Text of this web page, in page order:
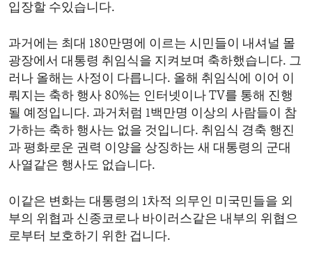
입장할 수있습니다.
과거에는 최대 180만명에 이르는 시민들이 내셔널 몰
광장에서 대통령 취임식을 지켜보며 축하했습니다. 그
러나 올해는 사정이 다릅니다. 올해 취임식에 이어 이
뤄지는 축하 행사 80%는 인터넷이나 TV를 통해 진행
될 예정입니다. 과거처럼 1백만명 이상의 사람들이 참
가하는 축하 행사는 없을 것입니다. 취임식 경축 행진
과 평화로운 권력 이양을 상징하는 새 대통령의 군대
사열같은 행사도 없습니다.
이같은 변화는 대통령의 1차적 의무인 미국민들을 외
부의 위협과 신종코로나 바이러스같은 내부의 위협으
로부터 보호하기 위한 겁니다.